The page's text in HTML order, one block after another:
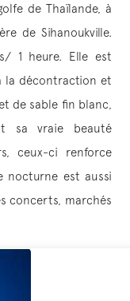
de Thaïlande, à
de Sihanoukville.
1 heure. Elle est
la décontraction et
de sable fin blanc,
sa vraie beauté
ceux-ci renforce
nocturne est aussi
concerts, marchés